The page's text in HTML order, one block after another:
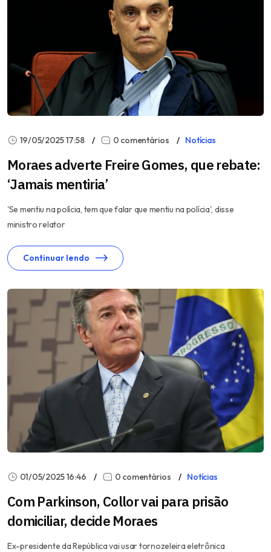
19/05/2025 17:58 0 comentários Notícias
Moraes adverte Freire Gomes, que rebate:
‘Jamais mentiria’
'Se mentiu na polícia, tem que falar que mentiu na polícia', disse
ministro relator
Continuar lendo
01/05/2025 16:46 0 comentários Notícias
Com Parkinson, Collor vai para prisão
domiciliar, decide Moraes
Ex-presidente da República vai usar tornozeleira eletrônica